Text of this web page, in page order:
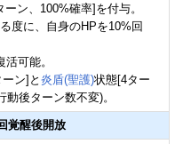
ーン、100%確率]を付与。
度に、自身のHPを10%回
可能。
ーン]と 炎盾(聖護)状態[4ター
後ターン数不変)。
覚醒後開放